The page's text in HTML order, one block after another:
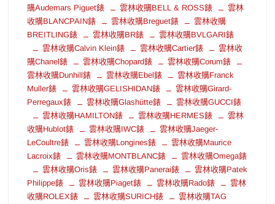
購Audemars Piguet錶
雲林收購BELL & ROSS錶
雲林
收購BLANCPAIN錶
雲林收購Breguet錶
雲林收購
BREITLING錶
雲林收購BR錶
雲林收購BVLGARI錶
雲林收購Calvin Klein錶
雲林收購Cartier錶
雲林收
購Chanel錶
雲林收購Chopard錶
雲林收購Corum錶
雲林收購Dunhill錶
雲林收購Ebel錶
雲林收購Franck
Muller錶
雲林收購GELISHIDAN錶
雲林收購Girard-
Perregaux錶
雲林收購Glashütte錶
雲林收購GUCCI錶
雲林收購HAMILTON錶
雲林收購HERMES錶
雲林
收購Hublot錶
雲林收購IWC錶
雲林收購Jaeger-
LeCoultre錶
雲林收購Longines錶
雲林收購Maurice
Lacroix錶
雲林收購MONTBLANC錶
雲林收購Omega錶
雲林收購Oris錶
雲林收購Panerai錶
雲林收購Patek
Philippe錶
雲林收購Piaget錶 雲林收購Rado錶
雲林
收購ROLEX錶
雲林收購SURICH錶
雲林收購TAG